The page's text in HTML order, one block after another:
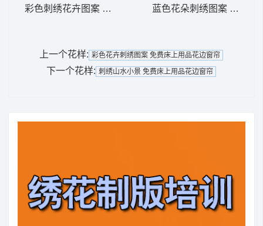
彩色刺绣花卉图案 免费床上用品花边窗帘蓝色花朵刺绣图案 免费床
上一个花样: 彩色花卉刺绣图案 免费床上用品花边窗帘
下一个花样: 刺绣山水小景 免费床上用品花边窗帘